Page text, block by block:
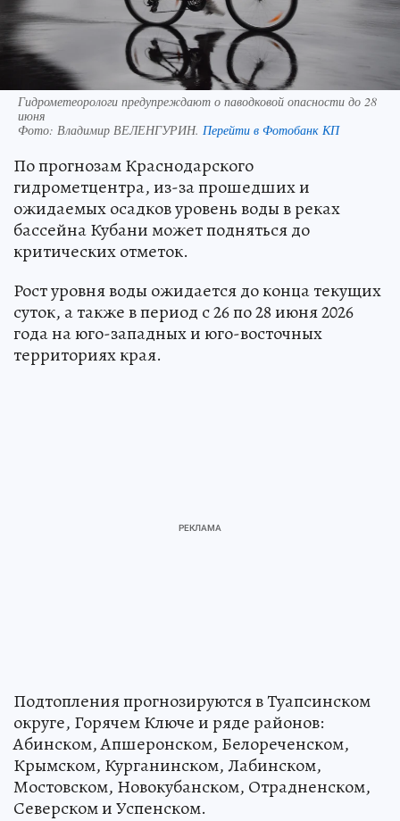
Гидрометеорологи предупреждают о паводковой опасности до 28
июня
Фото: Владимир ВЕЛЕНГУРИН. Перейти в Фотобанк КП
По прогнозам Краснодарского
гидрометцентра, из-за прошедших и
ожидаемых осадков уровень воды в реках
бассейна Кубани может подняться до
критических отметок.
Рост уровня воды ожидается до конца текущих
суток, а также в период с 26 по 28 июня 2026
года на юго-западных и юго-восточных
территориях края.
Подтопления прогнозируются в Туапсинском
округе, Горячем Ключе и ряде районов:
Абинском, Апшеронском, Белореченском,
Крымском, Курганинском, Лабинском,
Мостовском, Новокубанском, Отрадненском,
Северском и Успенском.